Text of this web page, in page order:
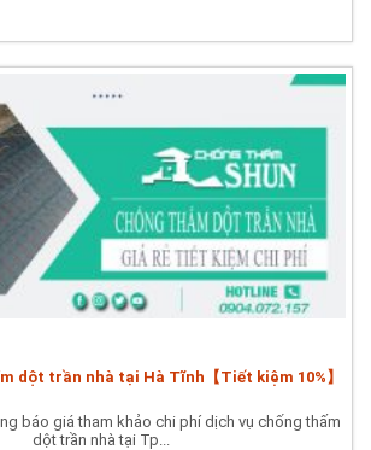
dột trần nhà tại Hà Tĩnh【Tiết kiệm 10%】
báo giá tham khảo chi phí dịch vụ chống thấm
dột trần nhà tại Tp...